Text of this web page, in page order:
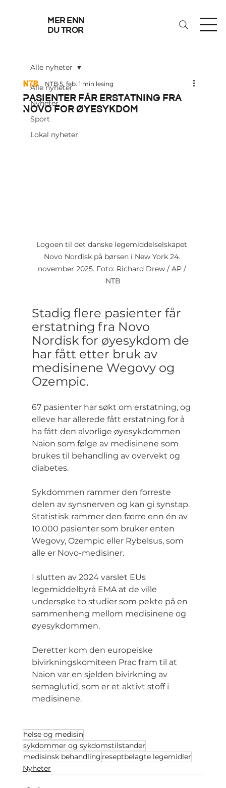
mer enn
du tror
Alle nyheter
Nyheter
Sport
Lokal nyheter
Alle nyheter
Pasienter får erstatning fra
Novo for øyesykdom
NTB 5. feb. 1 min lesing
Logoen til det danske legemiddelselskapet
Novo Nordisk på børsen i New York 24.
november 2025. Foto: Richard Drew / AP /
NTB
Stadig flere pasienter får
erstatning fra Novo
Nordisk for øyesykdom de
har fått etter bruk av
medisinene Wegovy og
Ozempic.
67 pasienter har søkt om erstatning, og
elleve har allerede fått erstatning for å
ha fått den alvorlige øyesykdommen
Naion som følge av medisinene som
brukes til behandling av overvekt og
diabetes.
Sykdommen rammer den forreste
delen av synsnerven og kan gi synstap.
Statistisk rammer den færre enn én av
10.000 pasienter som bruker enten
Wegovy, Ozempic eller Rybelsus, som
alle er Novo-medisiner.
I slutten av 2024 varslet EUs
legemiddelbyrå EMA at de ville
undersøke to studier som pekte på en
sammenheng mellom medisinene og
øyesykdommen.
Deretter kom den europeiske
bivirkningskomiteen Prac fram til at
Naion var en sjelden bivirkning av
semaglutid, som er et aktivt stoff i
medisinene.
helse og medisin
sykdommer og sykdomstilstander
medisinsk behandling reseptbelagte legemidler
Nyheter